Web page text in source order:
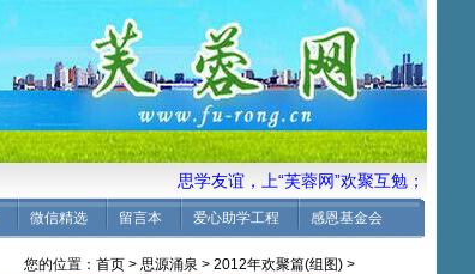
思学友谊，上“芙蓉网”欢聚互勉； 念
微信精选 留言本 爱心助学工程 感恩基金会
您的位置： 首页 > 思源涌泉 > 2012年欢聚篇(组图) >